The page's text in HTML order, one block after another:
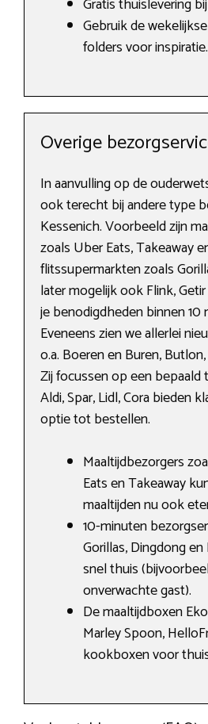
Gebruik de
folders voor inspiratie.
Overige
In aanvulling op de
ook terecht bij andere type
Kessenich. Voorbeeld zijn
zoals Uber Eats, Takeaway
flitssupermarkten zoals
later mogelijk ook Flink,
je benodigdheden binnen 10
Eveneens zien we allerlei
o.a. Boeren en Buren,
Zij focussen op een bepaald
Aldi, Spar, Lidl, Cora bieden
optie tot bestellen.
Maaltijdbezorgers
Eats en Takeaway
maaltijden nu ook
10-minuten
Gorillas, Dingdong
snel thuis
onverwachte gast).
De maaltijdboxen
Marley Spoon,
kookboxen voor